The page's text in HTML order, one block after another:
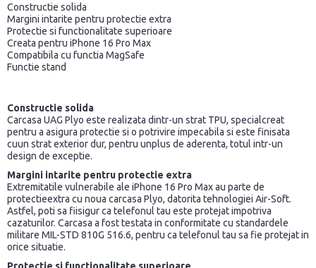
Constructie solida
Margini intarite pentru protectie extra
Protectie si functionalitate superioare
Creata pentru iPhone 16 Pro Max
Compatibila cu functia MagSafe
Functie stand
Constructie solida
Carcasa UAG Plyo este realizata dintr-un strat TPU, specialcreat
pentru a asigura protectie si o potrivire impecabila si este finisata
cuun strat exterior dur, pentru unplus de aderenta, totul intr-un
design de exceptie.
Margini intarite pentru protectie extra
Extremitatile vulnerabile ale iPhone 16 Pro Max au parte de
protectieextra cu noua carcasa Plyo, datorita tehnologiei Air-Soft.
Astfel, poti sa fiisigur ca telefonul tau este protejat impotriva
cazaturilor. Carcasa a fost testata in conformitate cu standardele
militare MIL-STD 810G 516.6, pentru ca telefonul tau sa fie protejat in
orice situatie.
Protectie si functionalitate superioare